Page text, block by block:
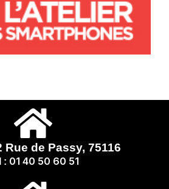
Rue de Passy, 75116
: 01 40 50 60 51